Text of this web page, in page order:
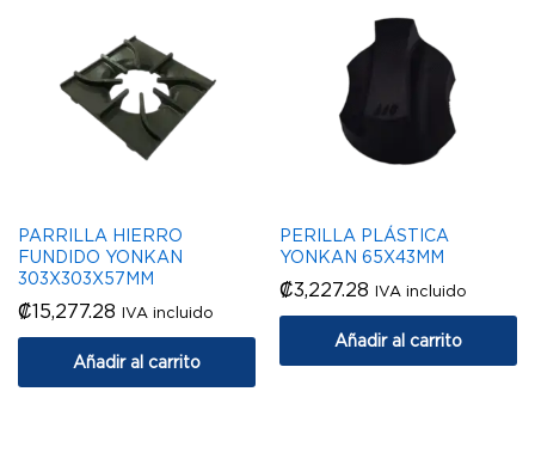
PARRILLA HIERRO
FUNDIDO YONKAN
303X303X57MM
₡15,277.28 IVA incluido
Añadir al carrito
PERILLA PLÁSTICA
YONKAN 65X43MM
₡3,227.28 IVA incluido
Añadir al carrito